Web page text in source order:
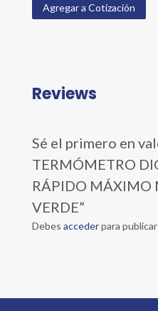
Agregar a Cotización
Reviews
Sé el primero en
TERMÓMETRO
RÁPIDO MÁXIMO
VERDE”
Debes accederpara